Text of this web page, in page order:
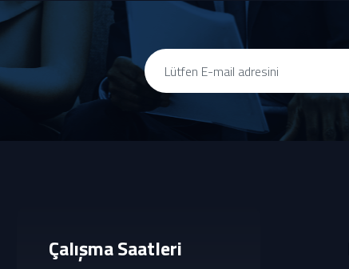
Çalışma Saatleri